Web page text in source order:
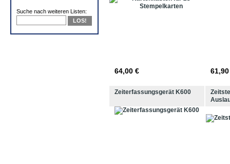
Suche nach weiteren Listen:
LOS!
64,00 €
Zeiterfassungsgerät K600